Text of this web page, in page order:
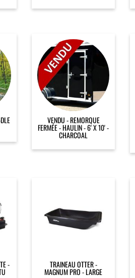
VENDU - REMORQUE
FERMÉE - HAULIN - 6' X 10' -
CHARCOAL
- TRAINEAU OTTER -
MAGNUM PRO - LARGE